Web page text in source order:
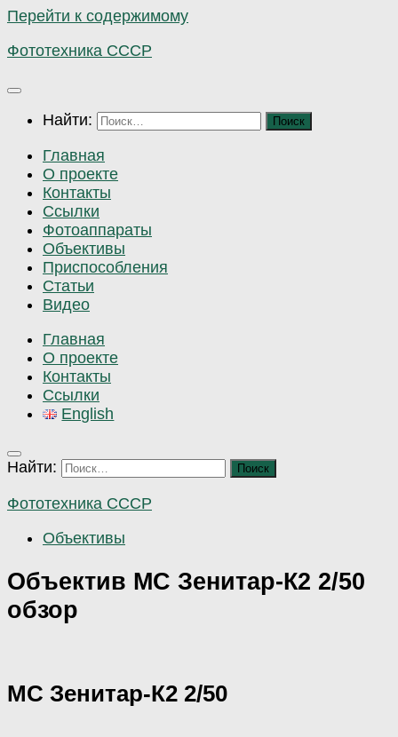
Перейти к содержимому
Фототехника СССР
Найти:
Главная
О проекте
Контакты
Ссылки
Фотоаппараты
Объективы
Приспособления
Статьи
Видео
Главная
О проекте
Контакты
Ссылки
English
Найти:
Фототехника СССР
Объективы
Объектив МС Зенитар-К2 2/50
обзор
МС Зенитар-К2 2/50